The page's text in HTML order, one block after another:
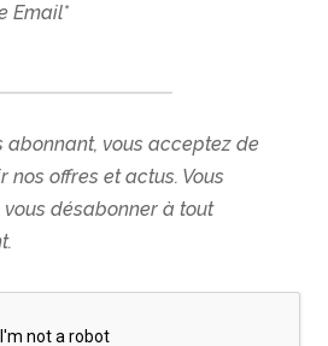
Email*
abonnant, vous acceptez de
nos offres et actus. Vous
vous désabonner à tout
notre atelier français à Paris, labellisé